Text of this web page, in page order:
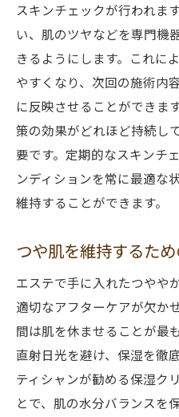
スキンチェックが行われま
い、肌のツヤなどを専門機
きるようにします。これに
やすくなり、次回の施術内
に反映させることができま
策の効果がどれほど持続し
要です。定期的なスキンチ
ンディションを常に最適な
維持することができます。
つや肌を維持するた
エステで手に入れたつやや
適切なアフターケアが欠か
間は肌を休ませることが最
直射日光を避け、保湿を徹
ティシャンが勧める保湿ク
とで、肌の水分バランスを